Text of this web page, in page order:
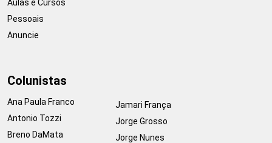
Aulas e Cursos
Pessoais
Anuncie
Colunistas
Ana Paula Franco
Antonio Tozzi
Breno DaMata
Jamari França
Jorge Grosso
Jorge Nunes